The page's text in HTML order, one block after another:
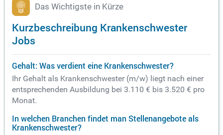
Das Wichtigste in Kürze
Kurzbeschreibung Krankenschwester
Jobs
Gehalt: Was verdient eine Krankenschwester?
Ihr Gehalt als Krankenschwester (m/w) liegt nach einer
entsprechenden Ausbildung bei 3.110 € bis 3.520 € pro
Monat.
In welchen Branchen findet man Stellenangebote als
Krankenschwester?